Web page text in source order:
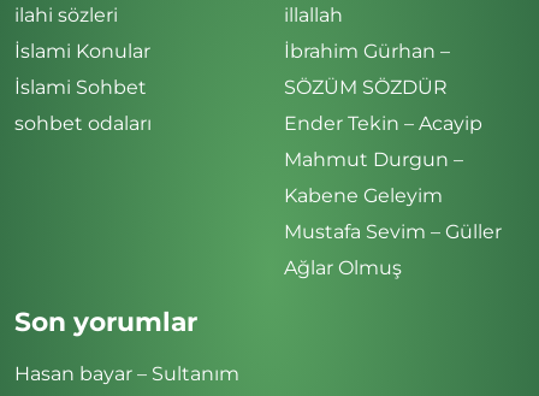
ilahi sözleri
İslami Konular
İslami Sohbet
sohbet odaları
illallah
İbrahim Gürhan –
SÖZÜM SÖZDÜR
Ender Tekin – Acayip
Mahmut Durgun –
Kabene Geleyim
Mustafa Sevim – Güller
Ağlar Olmuş
Son yorumlar
Hasan bayar – Sultanım